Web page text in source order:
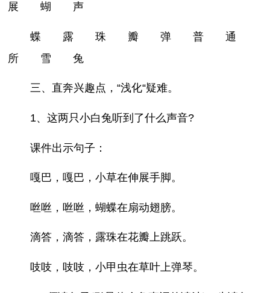
展 蝴 声
蝶 露 珠 瓣 弹 普 通
所 雪 兔
三、直奔兴趣点，“浅化“疑难。
1、这两只小白兔听到了什么声音?
课件出示句子：
嘎巴，嘎巴，小草在伸展手脚。
咝咝，咝咝，蝴蝶在扇动翅膀。
滴答，滴答，露珠在花瓣上跳跃。
吱吱，吱吱，小甲虫在草叶上弹琴。